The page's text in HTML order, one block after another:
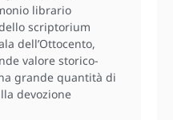
librario
scriptorium
dell’Ottocento,
valore storico-
grande quantità di
devozione